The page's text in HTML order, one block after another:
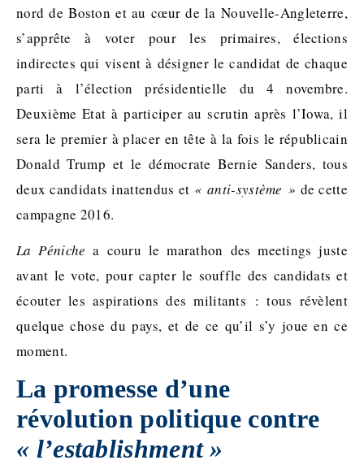
nord de Boston et au cœur de la Nouvelle-Angleterre,
s’apprête à voter pour les primaires, élections
indirectes qui visent à désigner le candidat de chaque
parti à l’élection présidentielle du 4 novembre.
Deuxième Etat à participer au scrutin après l’Iowa, il
sera le premier à placer en tête à la fois le républicain
Donald Trump et le démocrate Bernie Sanders, tous
deux candidats inattendus et « anti-système » de cette
campagne 2016.
La Pénichea couru le marathon des meetings juste
avant le vote, pour capter le souffle des candidats et
écouter les aspirations des militants : tous révèlent
quelque chose du pays, et de ce qu’il s’y joue en ce
moment.
La promesse d’une
révolution politique contre
« l’establishment »